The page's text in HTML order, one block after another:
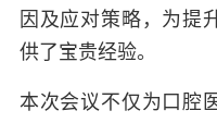
因及应对策略，为提
供了宝贵经验。
本次会议不仅为口腔